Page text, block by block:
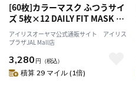
[60枚]カラーマスク ふつうサイ
ズ 5枚×12 DAILY FIT MASK ピ
ンクベージュ×アッシュピンク
アイリスオーヤマ公式通販サイト アイリス
プラザJAL Mall店
3,280 円 （税込）
積算 29 マイル (1倍)